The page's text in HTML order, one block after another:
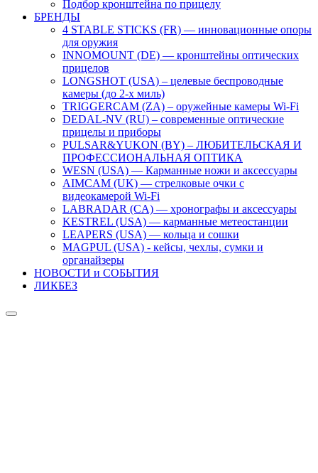
Подбор кронштейна по прицелу
БРЕНДЫ
4 STABLE STICKS (FR) — инновационные опоры
для оружия
INNOMOUNT (DE) — кронштейны оптических
прицелов
LONGSHOT (USA) – целевые беспроводные
камеры (до 2-х миль)
TRIGGERCAM (ZA) – оружейные камеры Wi-Fi
DEDAL-NV (RU) – современные оптические
прицелы и приборы
PULSAR&YUKON (BY) – ЛЮБИТЕЛЬСКАЯ И
ПРОФЕССИОНАЛЬНАЯ ОПТИКА
WESN (USA) — Карманные ножи и аксессуары
AIMCAM (UK) — стрелковые очки с
видеокамерой Wi-Fi
LABRADAR (CA) — хронографы и аксессуары
KESTREL (USA) — карманные метеостанции
LEAPERS (USA) — кольца и сошки
MAGPUL (USA) - кейсы, чехлы, сумки и
органайзеры
НОВОСТИ и СОБЫТИЯ
ЛИКБЕЗ